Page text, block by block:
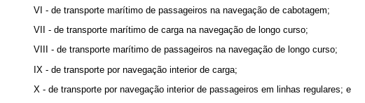
VI - de transporte marítimo de passageiros na navegação de cabotagem;
VII - de transporte marítimo de carga na navegação de longo curso;
VIII - de transporte marítimo de passageiros na navegação de longo curso;
IX - de transporte por navegação interior de carga;
X - de transporte por navegação interior de passageiros em linhas regulares; e